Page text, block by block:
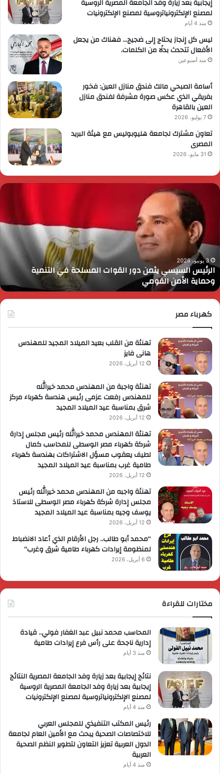
إيجابية بعد زيارة وفد الجامعة المصرية الروسية
لمصنع الإلكترونياتروسية لمصنع الإلكترونيات
منذ 4 أيام
ليس كل إنجاز يحتاج إلى ضجيج… فهناك من يجعل
الأفعال تتحدث بدلًا من الكلمات.
منذ أسبوعين
أسامة الصبحي مالك فندق منازل العين: فخور
بفريقي الذي عكس صورة مشرفة لفندق منازل
العين بالقاهرة
7 يوليو، 2026
تعاون مشترك لجامعة هليوبوليس مع هيئة البريد
المصرى
31 مايو، 2026
الرئيس
السيسي
القوات
المسلحة
التنمية
وحماية
الأمن
القومي
3 يونيو، 2026
الرئيس السيسي يثمن دور القوات المسلحة في التنمية
وحماية الأمن القومي
كهرباء مصر
تهنئة من القلب بعيد الميلاد المجيد للمهندس
هانى فايز
12 أبريل، 2026
تهنئة واجبة من المهندس محمد خيرالله
للمهندس رفعت عزمى رئيس هندسة كهرباء مركز
شرق بمناسبة عيد الميلاد المجيد
12 أبريل، 2026
تهنئة المهندس محمد خيرالله رئيس مجلس إدارة
شركة كهرباء مصر الوسطى للمحاسب كمال
لطيف يعقوب مسؤل الاشتراكات بهندسة كهرباء
طامية غرب بمناسبة عيد الميلاد المجيد
12 أبريل، 2026
تهنئة واجبه من المهندس محمد خيرالله رئيس
مجلس إدارة شركة كهرباء مصر الوسطى للاستاذ
يوسف وجيه بمناسبة عيد الميلاد المجيد
12 أبريل، 2026
“محمد أبو طالب.. رجل الأرقام الذي أعاد الانضباط
لمنظومة إيرادات كهرباء طامية شرق وغرب”
6 أبريل، 2026
مختارات للقراءة
المحاسب محمد نبيل عبد الغفار فولي.. قيادة
إدارية ناجحة على رأس فرع إيرادات طامية
منذ 3 أيام
نتائج إيجابية بعد زيارة وفد الجامعة المصرية النتائج
إيجابية بعد زيارة وفد الجامعة المصرية الروسية
لمصنع الإلكترونياتروسية لمصنع الإلكترونيات
منذ 4 أيام
رئيس المكتب التنفيذي للمجلس العربي
للاختصاصات الصحية يبحث مع الأمين العام لجامعة
الدول العربية تعزيز التعاون لتطوير النظم الصحية
العربية
منذ 4 أيام